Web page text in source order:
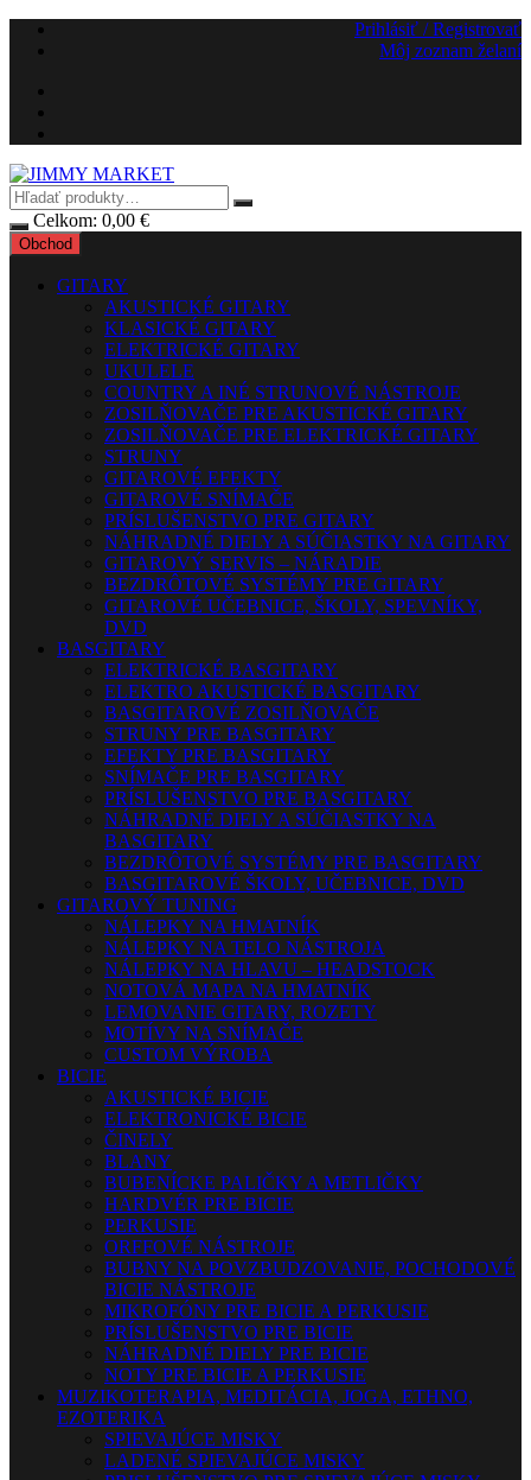
Preskočiť
Prihlásiť / Registrovať
Môj zoznam želaní
Celkom: 0,00 €
Obchod
GITARY
AKUSTICKÉ GITARY
KLASICKÉ GITARY
ELEKTRICKÉ GITARY
UKULELE
COUNTRY A INÉ STRUNOVÉ NÁSTROJE
ZOSILŇOVAČE PRE AKUSTICKÉ GITARY
ZOSILŇOVAČE PRE ELEKTRICKÉ GITARY
STRUNY
GITAROVÉ EFEKTY
GITAROVÉ SNÍMAČE
PRÍSLUŠENSTVO PRE GITARY
NÁHRADNÉ DIELY A SÚČIASTKY NA GITARY
GITAROVÝ SERVIS – NÁRADIE
BEZDRÔTOVÉ SYSTÉMY PRE GITARY
GITAROVÉ UČEBNICE, ŠKOLY, SPEVNÍKY,
DVD
BASGITARY
ELEKTRICKÉ BASGITARY
ELEKTRO AKUSTICKÉ BASGITARY
BASGITAROVÉ ZOSILŇOVAČE
STRUNY PRE BASGITARY
EFEKTY PRE BASGITARY
SNÍMAČE PRE BASGITARY
PRÍSLUŠENSTVO PRE BASGITARY
NÁHRADNÉ DIELY A SÚČIASTKY NA
BASGITARY
BEZDRÔTOVÉ SYSTÉMY PRE BASGITARY
BASGITAROVÉ ŠKOLY, UČEBNICE, DVD
GITAROVÝ TUNING
NÁLEPKY NA HMATNÍK
NÁLEPKY NA TELO NÁSTROJA
NÁLEPKY NA HLAVU – HEADSTOCK
NOTOVÁ MAPA NA HMATNÍK
LEMOVANIE GITARY, ROZETY
MOTÍVY NA SNÍMAČE
CUSTOM VÝROBA
BICIE
AKUSTICKÉ BICIE
ELEKTRONICKÉ BICIE
ČINELY
BLANY
BUBENÍCKE PALIČKY A METLIČKY
HARDVÉR PRE BICIE
PERKUSIE
ORFFOVÉ NÁSTROJE
BUBNY NA POVZBUDZOVANIE, POCHODOVÉ
BICIE NÁSTROJE
MIKROFÓNY PRE BICIE A PERKUSIE
PRÍSLUŠENSTVO PRE BICIE
NÁHRADNÉ DIELY PRE BICIE
NOTY PRE BICIE A PERKUSIE
MUZIKOTERAPIA, MEDITÁCIA, JOGA, ETHNO,
EZOTERIKA
SPIEVAJÚCE MISKY
LADENÉ SPIEVAJÚCE MISKY